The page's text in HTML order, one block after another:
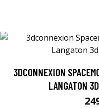
3DCONNEXION
LANGATON